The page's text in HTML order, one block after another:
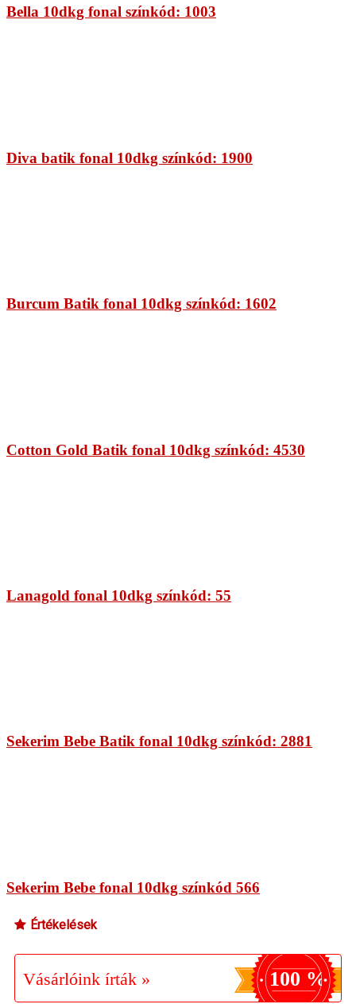
Bella 10dkg fonal színkód: 1003
Diva batik fonal 10dkg színkód: 1900
Burcum Batik fonal 10dkg színkód: 1602
Cotton Gold Batik fonal 10dkg színkód: 4530
Lanagold fonal 10dkg színkód: 55
Sekerim Bebe Batik fonal 10dkg színkód: 2881
Sekerim Bebe fonal 10dkg színkód 566
Értékelések
Vásárlóink írták » 100 %